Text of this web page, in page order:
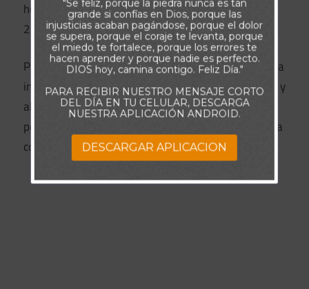
humildad y la bajeza, como hizo Jesús (Filipenses
2:5-8). Ésta es la cualidad infantil que Dios aprecia.
Para quienes siguen a Jesús, esta enseñanza es una
invitación a renunciar a cualquier estatus mundano y
abrazar la humildad y la sencillez. Al hacerlo,
podremos descubrir el reino de Dios en nuestra vida
cotidiana.
"Se feliz, porque la piedra nunca es tan
grande si confías en Dios, porque las
injusticias acaban pagándose, porque el dolor
se supera, porque el coraje te levanta, porque
el miedo te fortalece, porque los errores te
hacen aprender y porque nadie es perfecto.
DIOS hoy, camina contigo. Feliz Día."
PARA RECIBIR NUESTRO MENSAJE CORTO
DEL DÍA EN TU CELULAR, DESCARGA
NUESTRA APLICACIÓN ANDROID.
DESCARGAR APLICACION